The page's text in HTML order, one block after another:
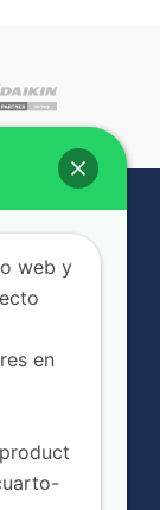
Merliot Block
web y
en